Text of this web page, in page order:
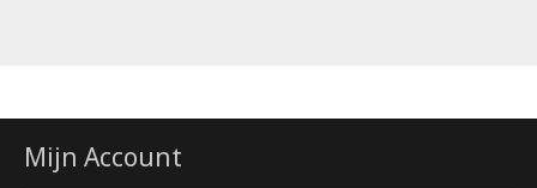
Mijn Account